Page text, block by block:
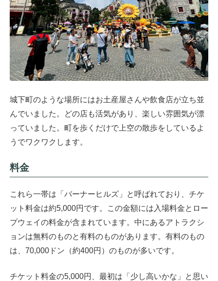
城下町のような場所にはお土産屋さんや飲食店が立ち並
んでいました。どの店も活気があり、楽しい雰囲気が漂
っていました。町を歩くだけで上空の散歩をしているよ
うでワクワクします。
料金
これら一帯は「バーナーヒルズ」と呼ばれており、チケ
ット料金は約5,000円です。この金額には入場料金とロー
プウェイの料金が含まれています。中にあるアトラクシ
ョンは無料のものと有料のものがあります。有料のもの
は、70,000ドン（約400円）のものが多いです。
チケット料金の5,000円、最初は「少し高いかな」と思い